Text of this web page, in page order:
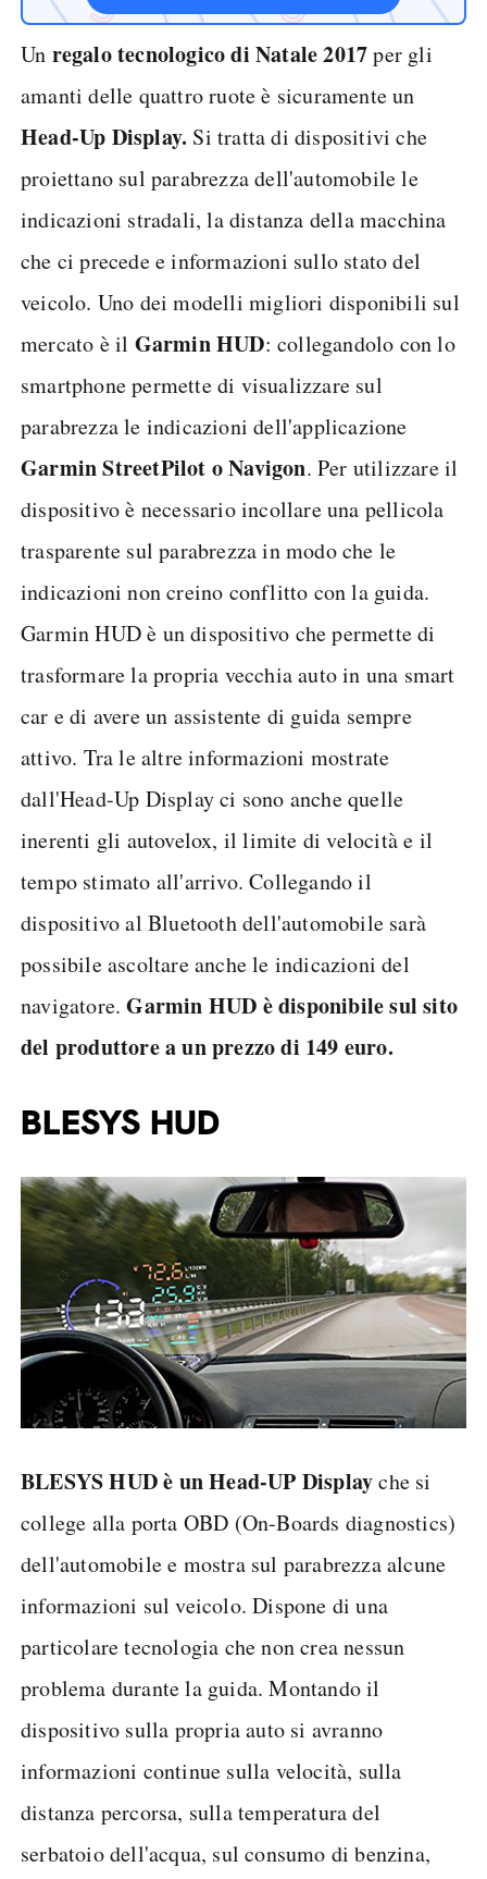
Un regalo tecnologico di Natale 2017per gli
amanti delle quattro ruote è sicuramente un
Head-Up Display. Si tratta di dispositivi che
proiettano sul parabrezza dell'automobile le
indicazioni stradali, la distanza della macchina
che ci precede e informazioni sullo stato del
veicolo. Uno dei modelli migliori disponibili sul
mercato è il Garmin HUD: collegandolo con lo
smartphone permette di visualizzare sul
parabrezza le indicazioni dell'applicazione
Garmin StreetPilot o Navigon. Per utilizzare il
dispositivo è necessario incollare una pellicola
trasparente sul parabrezza in modo che le
indicazioni non creino conflitto con la guida.
Garmin HUD è un dispositivo che permette di
trasformare la propria vecchia auto in una smart
car e di avere un assistente di guida sempre
attivo. Tra le altre informazioni mostrate
dall'Head-Up Display ci sono anche quelle
inerenti gli autovelox, il limite di velocità e il
tempo stimato all'arrivo. Collegando il
dispositivo al Bluetooth dell'automobile sarà
possibile ascoltare anche le indicazioni del
navigatore.Garmin HUD è disponibile sul sito
del produttore a un prezzo di 149 euro.
BLESYS HUD
BLESYS HUD è un Head-UP Displayche si
college alla porta OBD (On-Boards diagnostics)
dell'automobile e mostra sul parabrezza alcune
informazioni sul veicolo. Dispone di una
particolare tecnologia che non crea nessun
problema durante la guida. Montando il
dispositivo sulla propria auto si avranno
informazioni continue sulla velocità, sulla
distanza percorsa, sulla temperatura del
serbatoio dell'acqua, sul consumo di benzina,